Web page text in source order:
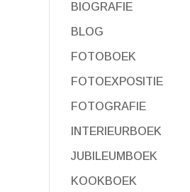
BIOGRAFIE
BLOG
FOTOBOEK
FOTOEXPOSITIE
FOTOGRAFIE
INTERIEURBOEK
JUBILEUMBOEK
KOOKBOEK